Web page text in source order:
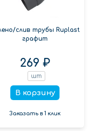
слив трубы Ruplast
графит
269 ₽
шт
В корзину
Заказать в 1 клик